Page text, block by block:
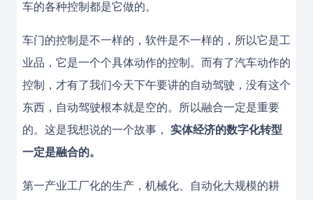
车的各种控制都是它做的。
车门的控制是不一样的，软件是不一样的，所以它是工
业品，它是一个个具体动作的控制。而有了汽车动作的
控制，才有了我们今天下午要讲的自动驾驶，没有这个
东西，自动驾驶根本就是空的。所以融合一定是重要
的。这是我想说的一个故事， 实体经济的数字化转型
一定是融合的。
第一产业工厂化的生产，机械化、自动化大规模的耕